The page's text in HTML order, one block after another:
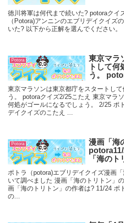
徳川将軍は何代まで続いた? potoraクイ
（Potora)アンニンのエブリデイクイズ
いた? 以下から正解を選んでくだ
Potora
東京マラ
トして
う。
東京マラソンは東京都庁をスタートし
う。 potoraクイズ2/25こたえ 東京マラ
何処がゴールになるでしょう。 2/25 ポ
デイクイズのこたえ ...
Potora
漫画「海
「海の
ポトラ（potora)エブリデイクイズ漫画
いて調べました 漫画「海のトリトン」
画「海のトリトン」の作者は? 11/24 ポ
の...